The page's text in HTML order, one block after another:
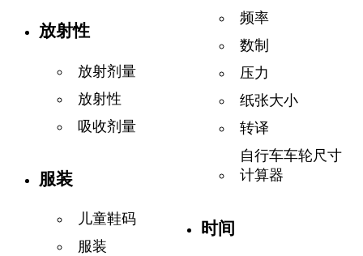
放射性
放射剂量
放射性
吸收剂量
服装
儿童鞋码
服装
频率
数制
压力
纸张大小
转译
自行车车轮尺寸
计算器
时间